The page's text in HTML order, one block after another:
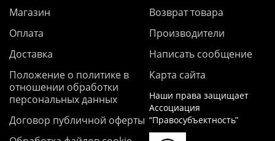
Магазин
Оплата
Доставка
Положение о политике в
отношении обработки
персональных данных
Договор публичной оферты
Возврат товара
Производители
Написать сообщение
Карта сайта
Наши права защищает
Ассоциация
“Правосубъектность”